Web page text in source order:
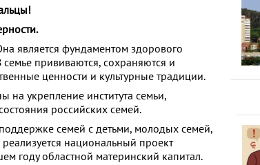
является фундаментом здорового
прививаются, сохраняются и
ценности и культурные традиции.
на укрепление института семьи,
российских семей.
семей с детьми, молодых семей,
национальный проект
году областной материнский капитал.